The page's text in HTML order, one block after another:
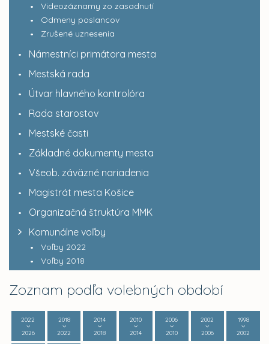
Videozáznamy zo zasadnutí
Odmeny poslancov
Zrušené uznesenia
Námestníci primátora mesta
Mestská rada
Útvar hlavného kontrolóra
Rada starostov
Mestské časti
Základné dokumenty mesta
Všeob. záväzné nariadenia
Magistrát mesta Košice
Organizačná štruktúra MMK
Komunálne voľby
Voľby 2022
Voľby 2018
Zoznam podľa volebných období
2022
2026
2018
2022
2014
2018
2010
2014
2006
2010
2002
2006
1998
2002